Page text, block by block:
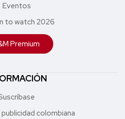
Eventos
to watch 2026
Premium
publicidad colombiana